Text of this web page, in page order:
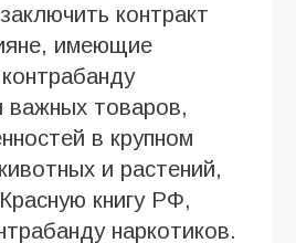
контракт
имеющие
важных товаров,
в крупном
и растений,
книгу РФ,
наркотиков.